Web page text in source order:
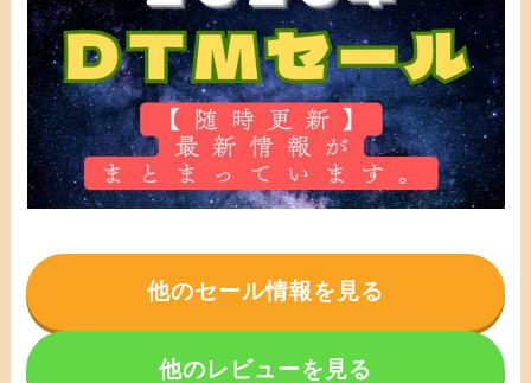
他のセール情報を見る
他のレビューを見る